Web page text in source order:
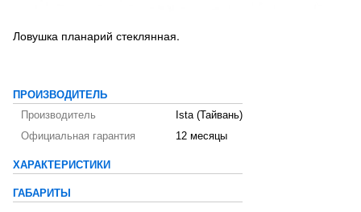
Ловушка планарий стеклянная.
ПРОИЗВОДИТЕЛЬ
Производитель
Ista (Тайвань)
Официальная гарантия
12 месяцы
ХАРАКТЕРИСТИКИ
ГАБАРИТЫ